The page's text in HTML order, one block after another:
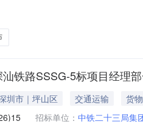
铁路SSSG-5标项目经理
圳市｜坪山区 交通运输
货物
招标单位： 中铁二十三局集